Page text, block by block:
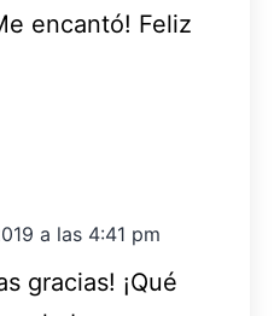
encantó! Feliz
a las 4:41 pm
gracias! ¡Qué